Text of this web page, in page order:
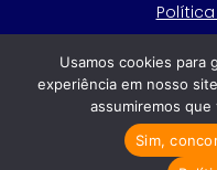
Feito com
Usamos cookies para
experiência em nosso
assumiremos
Sim,